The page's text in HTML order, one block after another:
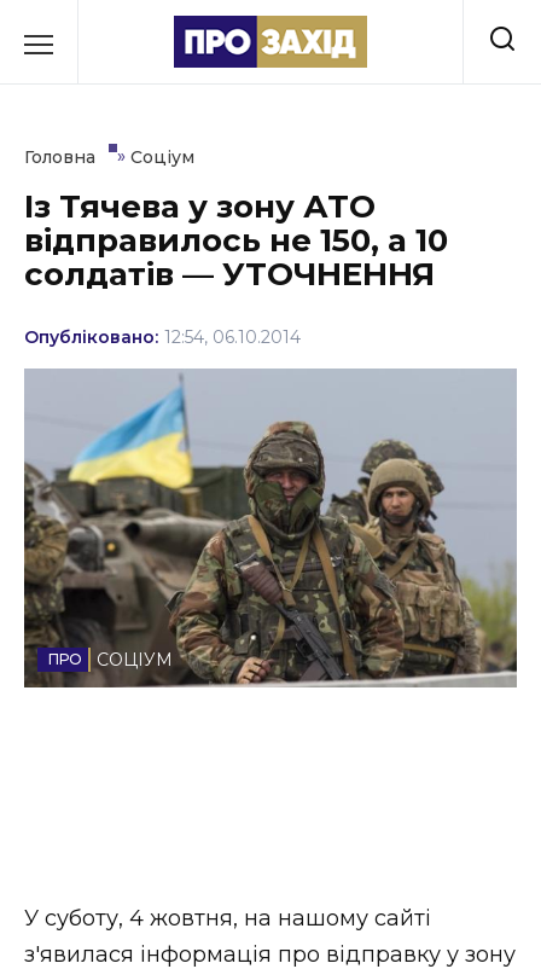
до
Культура
Освіта
Події
Соціум
Спорт
Стиль життя
Втрачений Ужгород
Втрачений Ужгород (відеоверсія)
Головна » Соціум
Із Тячева у зону АТО
відправилось не 150, а 10
солдатів — УТОЧНЕННЯ
Опубліковано: 12:54, 06.10.2014
СОЦІУМ
У суботу, 4 жовтня, на нашому сайті
з'явилася інформація про відправку у зону